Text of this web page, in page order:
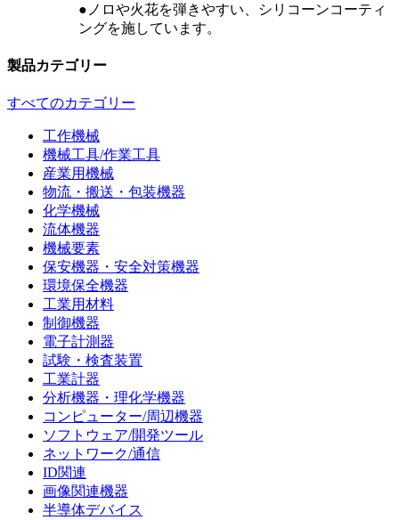
●ノロや火花を弾きやすい、シリコーンコーティ
ングを施しています。
製品カテゴリー
すべてのカテゴリー
工作機械
機械工具/作業工具
産業用機械
物流・搬送・包装機器
化学機械
流体機器
機械要素
保安機器・安全対策機器
環境保全機器
工業用材料
制御機器
電子計測器
試験・検査装置
工業計器
分析機器・理化学機器
コンピューター/周辺機器
ソフトウェア/開発ツール
ネットワーク/通信
ID関連
画像関連機器
半導体デバイス